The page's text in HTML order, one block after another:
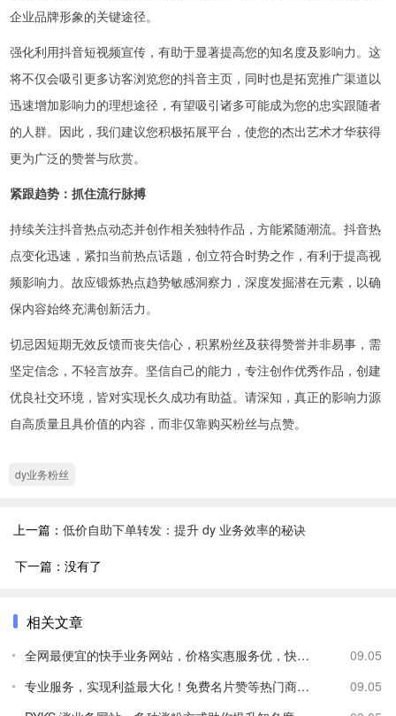
企业品牌形象的关键途径。
强化利用抖音短视频宣传，有助于显著提高您的知名度及影响力。这
将不仅会吸引更多访客浏览您的抖音主页，同时也是拓宽推广渠道以
迅速增加影响力的理想途径，有望吸引诸多可能成为您的忠实跟随者
的人群。因此，我们建议您积极拓展平台，使您的杰出艺术才华获得
更为广泛的赞誉与欣赏。
紧跟趋势：抓住流行脉搏
持续关注抖音热点动态并创作相关独特作品，方能紧随潮流。抖音热
点变化迅速，紧扣当前热点话题，创立符合时势之作，有利于提高视
频影响力。故应锻炼热点趋势敏感洞察力，深度发掘潜在元素，以确
保内容始终充满创新活力。
切忌因短期无效反馈而丧失信心，积累粉丝及获得赞誉并非易事，需
坚定信念，不轻言放弃。坚信自己的能力，专注创作优秀作品，创建
优良社交环境，皆对实现长久成功有助益。请深知，真正的影响力源
自高质量且具价值的内容，而非仅靠购买粉丝与点赞。
dy业务粉丝
上一篇： 低价自助下单转发：提升 dy 业务效率的秘诀
下一篇：没有了
相关文章
全网最便宜的快手业务网站，价格实惠服务优，快速响应无烦恼
09.05
专业服务，实现利益最大化！免费名片赞等热门商品等你来拿
09.05